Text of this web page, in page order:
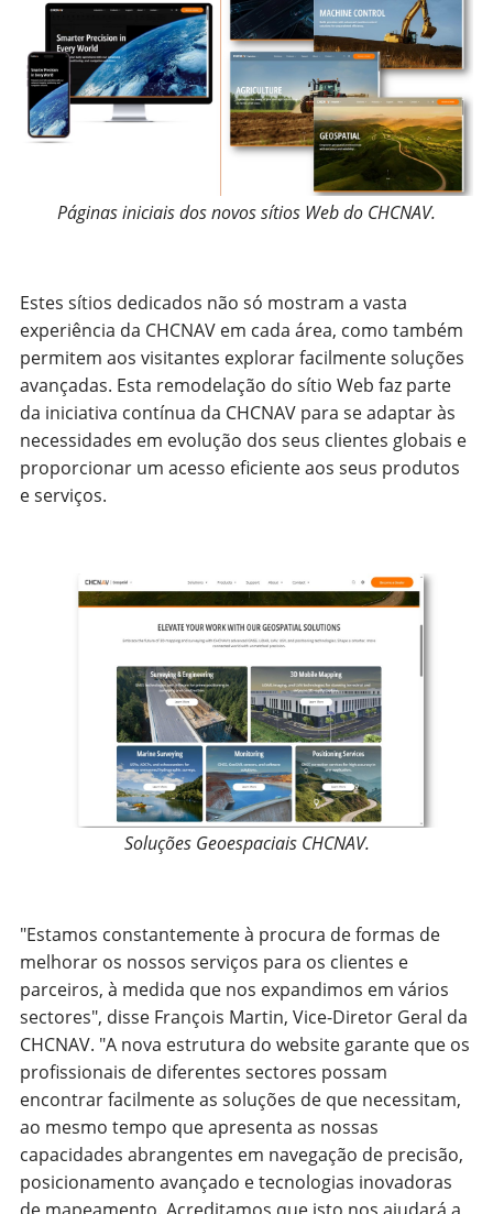
Páginas iniciais dos novos sítios Web do CHCNAV.
Estes sítios dedicados não só mostram a vasta
experiência da CHCNAV em cada área, como também
permitem aos visitantes explorar facilmente soluções
avançadas. Esta remodelação do sítio Web faz parte
da iniciativa contínua da CHCNAV para se adaptar às
necessidades em evolução dos seus clientes globais e
proporcionar um acesso eficiente aos seus produtos
e serviços.
Soluções Geoespaciais CHCNAV.
"Estamos constantemente à procura de formas de
melhorar os nossos serviços para os clientes e
parceiros, à medida que nos expandimos em vários
sectores", disse François Martin, Vice-Diretor Geral da
CHCNAV. "A nova estrutura do website garante que os
profissionais de diferentes sectores possam
encontrar facilmente as soluções de que necessitam,
ao mesmo tempo que apresenta as nossas
capacidades abrangentes em navegação de precisão,
posicionamento avançado e tecnologias inovadoras